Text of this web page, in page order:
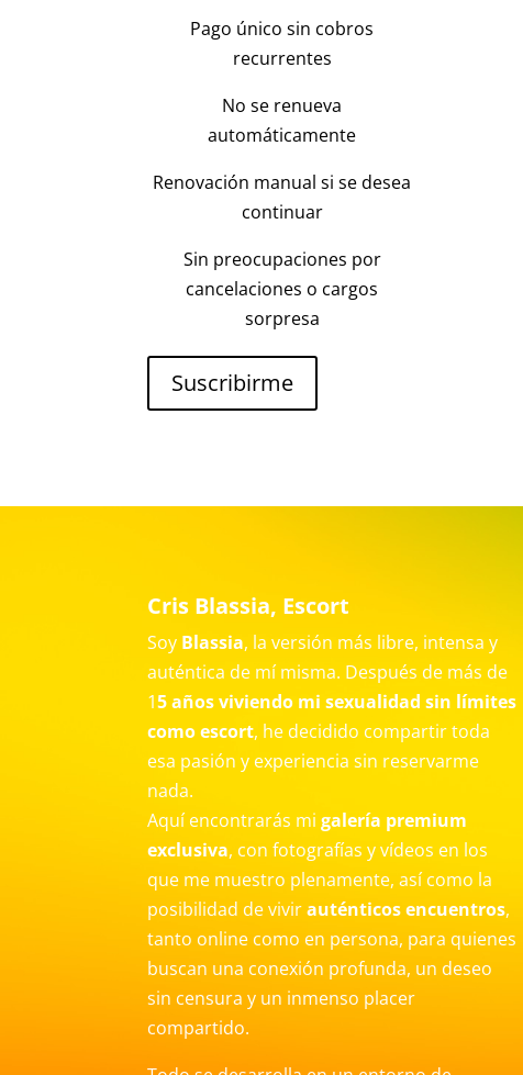
Pago único sin cobros
recurrentes
No se renueva
automáticamente
Renovación manual si se desea
continuar
Sin preocupaciones por
cancelaciones o cargos
sorpresa
Suscribirme
Cris Blassia, Escort
Soy Blassia, la versión más libre, intensa y
auténtica de mí misma. Después de más de
15 años viviendo mi sexualidad sin límites
como escort, he decidido compartir toda
esa pasión y experiencia sin reservarme
nada.
Aquí encontrarás migalería premium
exclusiva, con fotografías y vídeos en los
que me muestro plenamente, así como la
posibilidad de vivirauténticos encuentros,
tanto online como en persona, para quienes
buscan una conexión profunda, un deseo
sin censura y un inmenso placer
compartido.